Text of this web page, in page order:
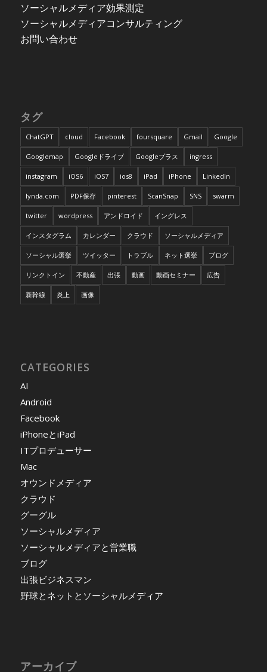
ソーシャルメディア効果測定
ソーシャルメディアコンサルティング
お問い合わせ
タグ
ChatGPT cloud Facebook foursquare Gmail Google
Googlemap Googleドライブ Googleプラス ingress
instagram iOS6 iOS7 ios8 iPad iPhone LinkedIn
lynda.com PDF保存 pinterest ScanSnap SNS swarm
twitter wordpress アンドロイド イングレス
インスタグラム カレンダー クラウド ソーシャルメディア
ソーシャル選挙 ツイッター トラブル ネット選挙 ブログ
リンクトイン 不動産 出張 動画 動画セミナー 広告
新幹線 炎上 画像
CATEGORIES
AI
Android
Facebook
iPhoneとiPad
ITプロデューサー
Mac
オウンドメディア
クラウド
グーグル
ソーシャルメディア
ソーシャルメディアと営業職
ブログ
出張ビジネスマン
野球とネットとソーシャルメディア
アーカイブ